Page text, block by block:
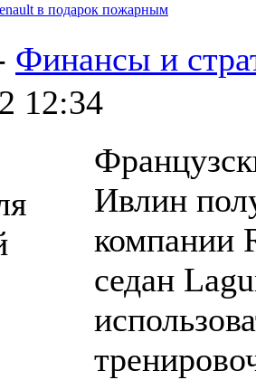
в подарок пожарным
Финансы и
12:34
Ивлин
компании
седан